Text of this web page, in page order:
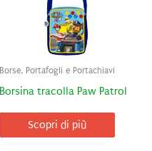
Borse, Portafogli e Portachiavi
Borsina tracolla Paw Patrol
Scopri di più